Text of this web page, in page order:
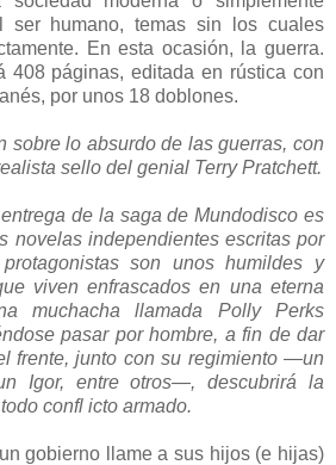
ser humano, temas sin los cuales
En esta ocasión, la guerra.
408 páginas, editada en rústica con
por unos 18 doblones.
sobre lo absurdo de las guerras, con
sello del genial Terry Pratchett.
de la saga de Mundodisco es
novelas independientes escritas por
son unos humildes y
viven enfrascados en una eterna
muchacha llamada Polly Perks
pasar por hombre, a fin de dar
frente, junto con su regimiento —un
Igor, entre otros—, descubrirá la
confl icto armado.
gobierno llame a sus hijos (e hijas)